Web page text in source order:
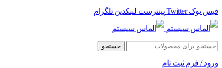
فیس بوک Twitter پینترست لینکدین تلگرام
جستجو
ورود / فرم ثبت نام